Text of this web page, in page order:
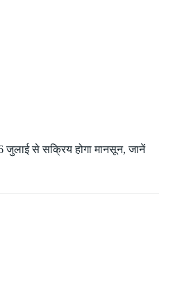
जुलाई से सक्रिय होगा मानसून, जानें